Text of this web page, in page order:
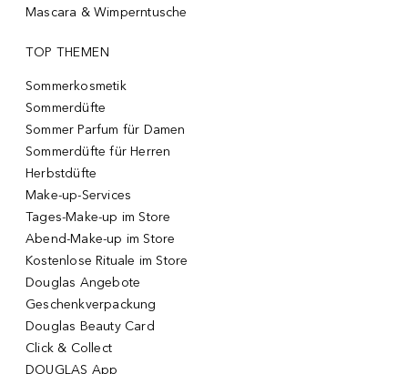
Mascara & Wimperntusche
TOP THEMEN
Sommerkosmetik
Sommerdüfte
Sommer Parfum für Damen
Sommerdüfte für Herren
Herbstdüfte
Make-up-Services
Tages-Make-up im Store
Abend-Make-up im Store
Kostenlose Rituale im Store
Douglas Angebote
Geschenkverpackung
Douglas Beauty Card
Click & Collect
DOUGLAS App